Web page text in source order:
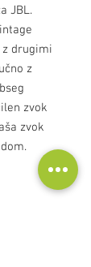
JBL.
z drugimi
z
zvok
zvok